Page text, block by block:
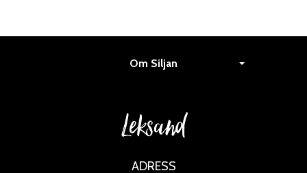
Om Siljan
Leksand
ADRESS